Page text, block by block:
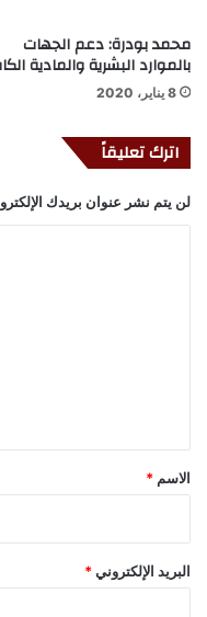
محمد بودرة: دعم الجهات
بالموارد البشرية والمادية
8 يناير، 2020
اترك تعليقاً
لن يتم نشر عنوان بريدك
*
الاسم *
البريد الإلكتروني *